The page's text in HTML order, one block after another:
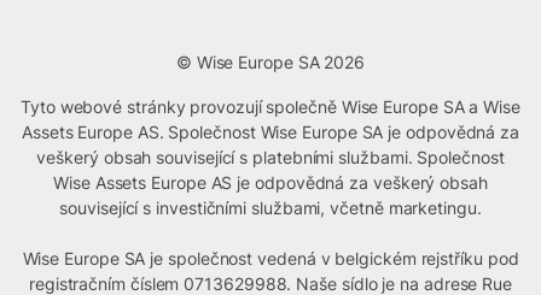
© Wise Europe SA 2026
Tyto webové stránky provozují společně Wise Europe SA a Wise
Assets Europe AS. Společnost Wise Europe SA je odpovědná za
veškerý obsah související s platebními službami. Společnost
Wise Assets Europe AS je odpovědná za veškerý obsah
související s investičními službami, včetně marketingu.
Wise Europe SA je společnost vedená v belgickém rejstříku pod
registračním číslem 0713629988. Naše sídlo je na adrese Rue